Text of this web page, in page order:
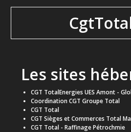
Les sites
CGT TotalEnergies UES Amont -
Coordination CGT Groupe Total
CGT Total
CGT Sièges et Commerces Total
CGT Total - Raffinage Pétrochmie